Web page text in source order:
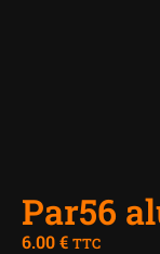
Par56
6.00€ TTC